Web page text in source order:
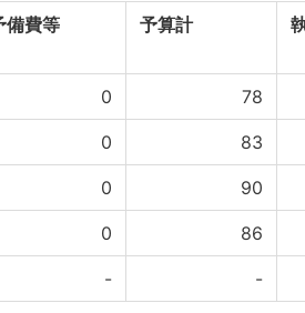
備費等 予算計
0 78
0 83
0 90
0 86
- -